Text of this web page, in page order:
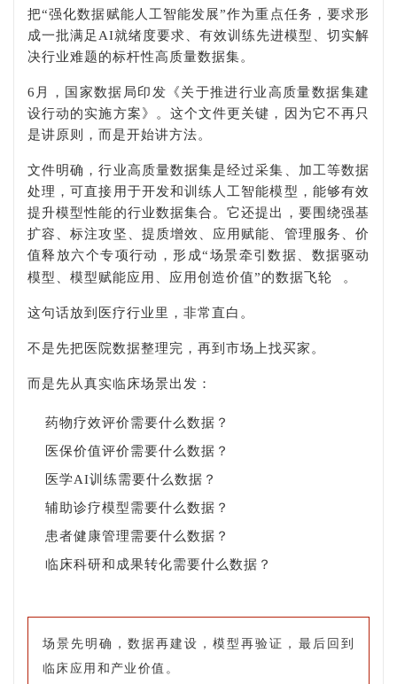
把“强化数据赋能人工智能发展”作为重点任务，要求形
成一批满足AI就绪度要求、有效训练先进模型、切实解
决行业难题的标杆性高质量数据集。
6月，国家数据局印发《关于推进行业高质量数据集建
设行动的实施方案》。这个文件更关键，因为它不再只
是讲原则，而是开始讲方法。
文件明确，行业高质量数据集是经过采集、加工等数据
处理，可直接用于开发和训练人工智能模型，能够有效
提升模型性能的行业数据集合。它还提出，要围绕强基
扩容、标注攻坚、提质增效、应用赋能、管理服务、价
值释放六个专项行动，形成“场景牵引数据、数据驱动
模型、模型赋能应用、应用创造价值”的数据飞轮 。
这句话放到医疗行业里，非常直白。
不是先把医院数据整理完，再到市场上找买家。
而是先从真实临床场景出发：
药物疗效评价需要什么数据？
医保价值评价需要什么数据？
医学AI训练需要什么数据？
辅助诊疗模型需要什么数据？
患者健康管理需要什么数据？
临床科研和成果转化需要什么数据？
场景先明确，数据再建设，模型再验证，最后回到
临床应用和产业价值。